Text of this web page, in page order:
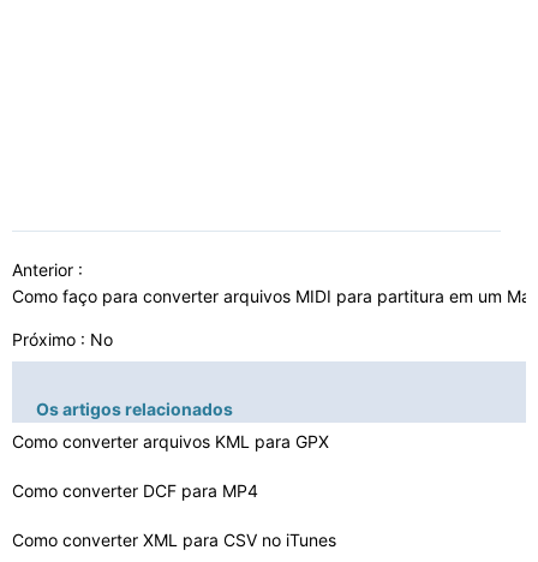
Anterior :
Como faço para converter arquivos MIDI para partitura em um
Próximo : No
Os artigos relacionados
Como converter arquivos KML para GPX
Como converter DCF para MP4
Como converter XML para CSV no iTunes